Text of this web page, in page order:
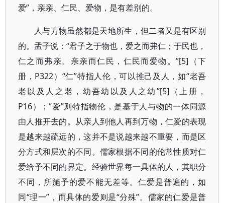
爱”，亲亲、仁民、爱物，是有差别的。
人与万物虽然都是天地所生，但二者又是有区别
的。孟子说：“君子之于物也，爱之而弗仁；于民也，
仁之而弗亲。亲亲而仁民，仁民而爱物。”[5]（下
册，P322）“仁”特指人伦，可以推己及人，如“老吾
老以及人之老，幼吾幼以及人之幼”[5]（上册，
P16）；“爱”则特指物伦，是基于人与物的一体同源
由人推开去的。从亲人到他人再到万物，仁爱的表现
是越来越疏远的，这并不是说越来越不重要，而是区
分方式和层次的不同。儒家根据不同的伦常性质对仁
爱给予不同的界定。经验世界每一具体的人，其职分
不同，所施予的爱不能无差等。仁爱是普遍的，如
同“理一”，而具体的爱则是“分殊”。儒家的仁爱是普